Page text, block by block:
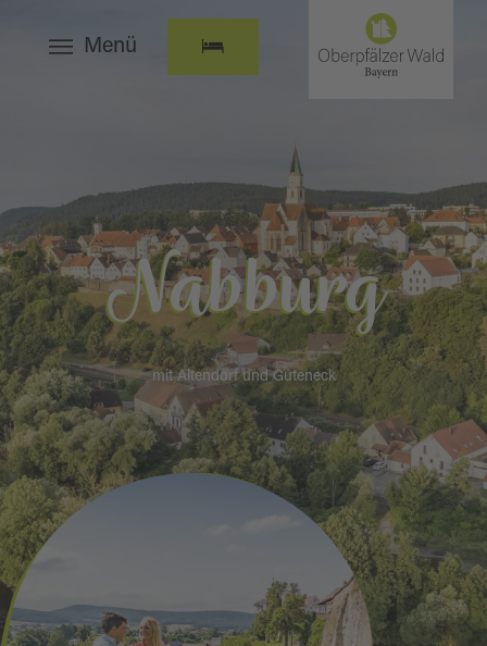
Menü
Nabburg
mit Altendorf und Guteneck